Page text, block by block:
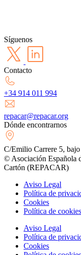
Síguenos
Contacto
+34 914 011 994
repacar@repacar.org
Dónde encontrarnos
C/Emilio Carrere 5,
© Asociación Española
Cartón (REPACAR)
Aviso Legal
Política de
Cookies
Política de
Aviso Legal
Política de
Cookies